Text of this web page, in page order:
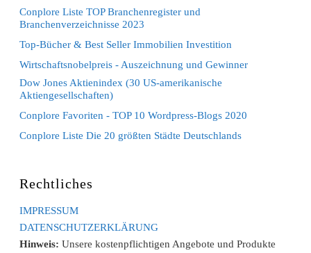
Conplore Liste TOP Branchenregister und
Branchenverzeichnisse 2023
Top-Bücher & Best Seller Immobilien Investition
Wirtschaftsnobelpreis - Auszeichnung und Gewinner
Dow Jones Aktienindex (30 US-amerikanische
Aktiengesellschaften)
Conplore Favoriten - TOP 10 Wordpress-Blogs 2020
Conplore Liste Die 20 größten Städte Deutschlands
Rechtliches
IMPRESSUM
DATENSCHUTZERKLÄRUNG
Hinweis: Unsere kostenpflichtigen Angebote und Produkte